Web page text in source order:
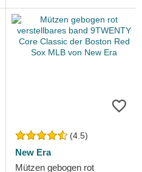
(4.5)
New Era
Mützen gebogen rot